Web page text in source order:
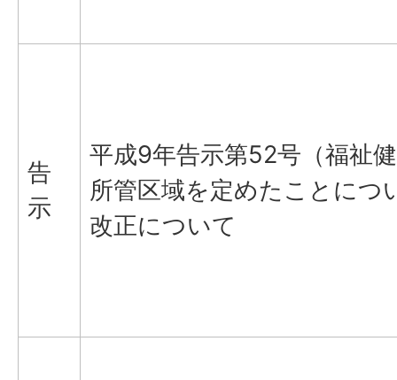
告
示
平成9年告示第52号（福祉
所管区域を定めたことにつ
改正について